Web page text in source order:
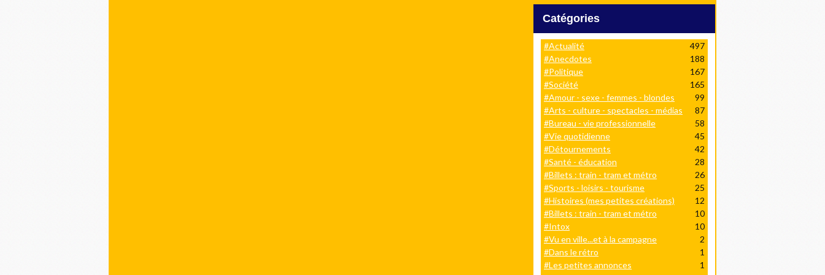
Catégories
#Actualité
497
#Anecdotes
188
#Politique
167
#Société
165
#Amour - sexe - femmes - blondes
99
#Arts - culture - spectacles - médias
87
#Bureau - vie professionnelle
58
#Vie quotidienne
45
#Détournements
42
#Santé - éducation
28
#Billets : train - tram et métro
26
#Sports - loisirs - tourisme
25
#Histoires (mes petites créations)
12
#Billets : train - tram et métro
10
#Intox
10
#Vu en ville...et à la campagne
2
#Dans le rétro
1
#Les petites annonces
1